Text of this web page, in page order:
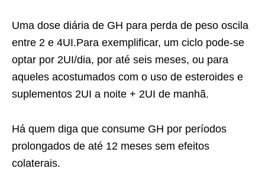
Uma dose diária de GH para perda de peso oscila
entre 2 e 4UI.Para exemplificar, um ciclo pode-se
optar por 2UI/dia, por até seis meses, ou para
aqueles acostumados com o uso de esteroides e
suplementos 2UI a noite + 2UI de manhã.
Há quem diga que consume GH por períodos
prolongados de até 12 meses sem efeitos
colaterais.